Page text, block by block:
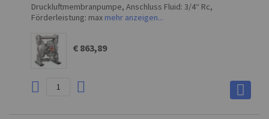
Druckluftmembranpumpe, Anschluss Fluid: 3/4“ Rc,
Förderleistung: max mehr anzeigen...
€ 863,89